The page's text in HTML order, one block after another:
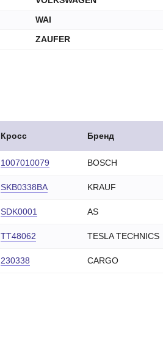
WAI
ZAUFER
Кросс Бренд
1007010079 BOSCH
SKB0338BA KRAUF
SDK0001 AS
TT48062 TESLA TECHNICS
230338 CARGO